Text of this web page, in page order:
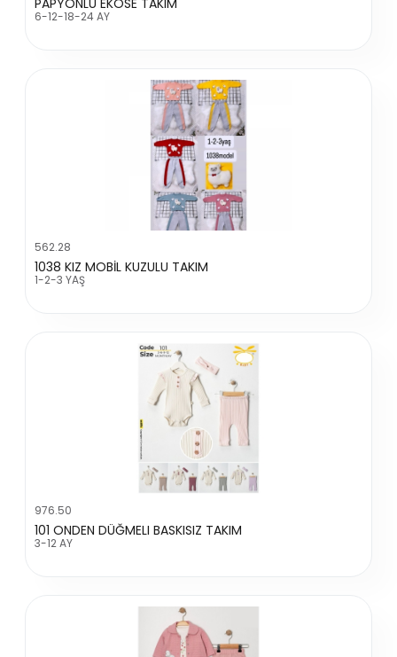
PAPYONLU EKOSE TAKIM
6-12-18-24 AY
562.28
1038 KIZ MOBİL KUZULU TAKIM
1-2-3 YAŞ
976.50
101 ONDEN DÜĞMELI BASKISIZ TAKIM
3-12 AY